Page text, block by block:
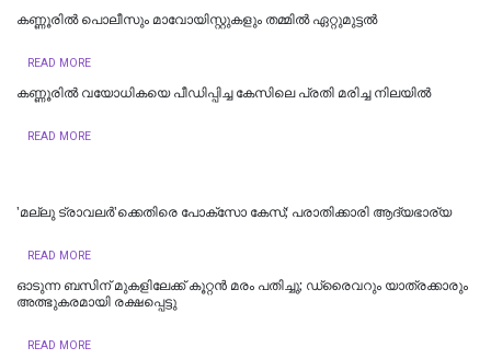
കണ്ണൂരിൽ പൊലീസും മാവോയിസ്റ്റുകളും തമ്മിൽ ഏറ്റുമുട്ടൽ
READ MORE
കണ്ണൂരിൽ വയോധികയെ പീഡിപ്പിച്ച കേസിലെ പ്രതി മരിച്ച നിലയിൽ
READ MORE
'മല്ലു ട്രാവലർ'ക്കെതിരെ പോക്‌സോ കേസ്; പരാതിക്കാരി ആദ്യഭാര്യ
READ MORE
ഓടുന്ന ബസിന് മുകളിലേക്ക് കൂറ്റന്‍ മരം പതിച്ചു; ഡ്രൈവറും യാത്രക്കാരും
അത്ഭുകരമായി രക്ഷപ്പെട്ടു
READ MORE